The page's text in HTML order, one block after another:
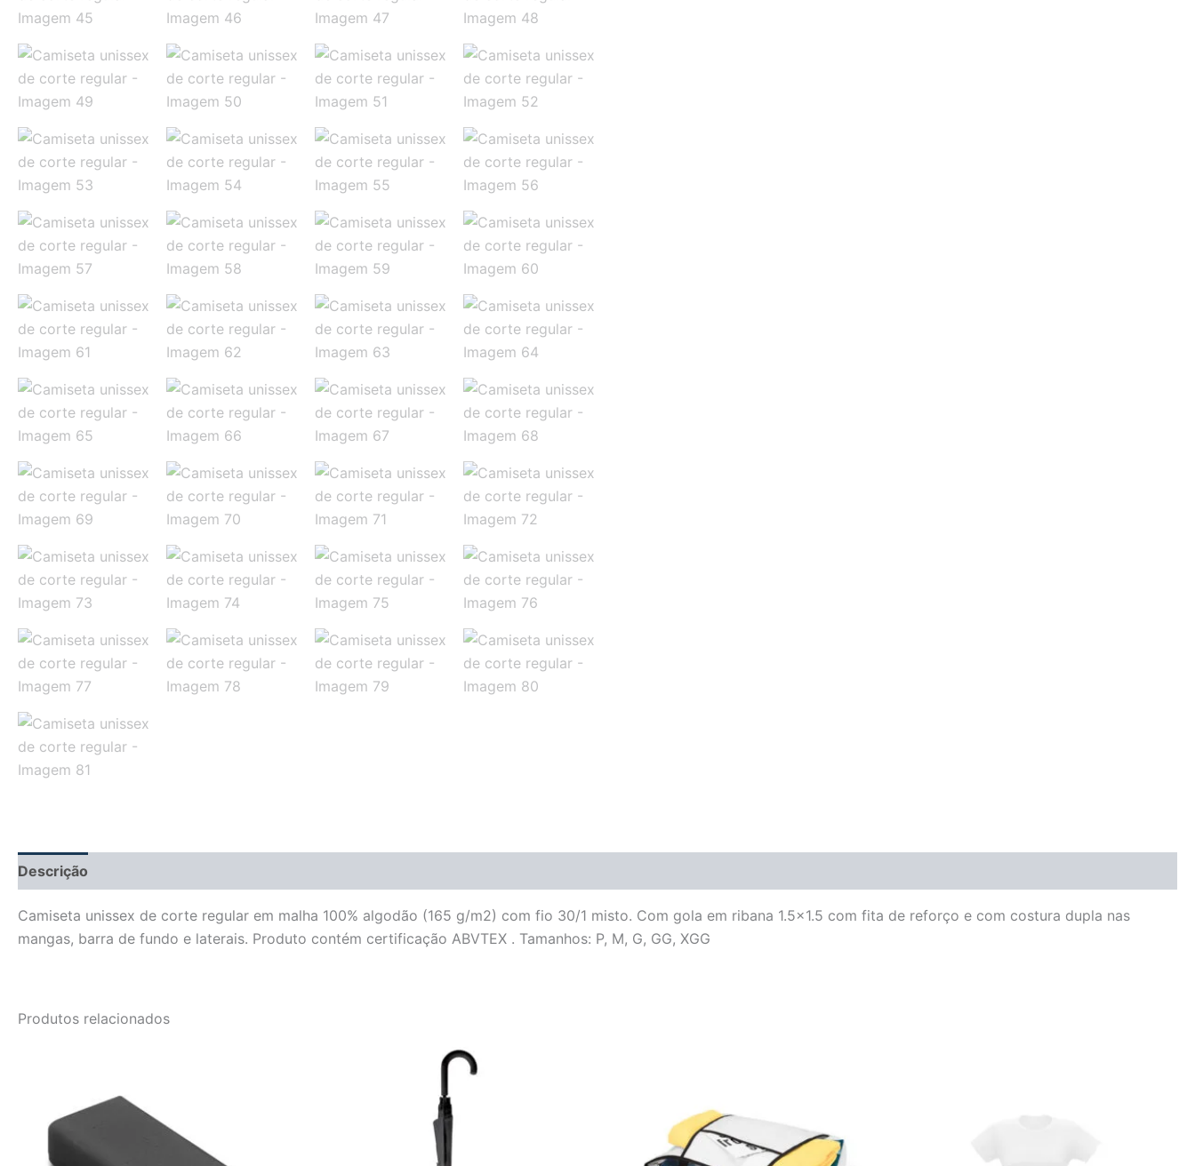
Descrição
Camiseta unissex de corte regular em malha 100% algodão (165 g/m2) com fio 30/1 misto. Com gola em ribana 1.5×1.5 com fita de reforço e com costura dupla nas
mangas, barra de fundo e laterais. Produto contém certificação ABVTEX . Tamanhos: P, M, G, GG, XGG
Produtos relacionados